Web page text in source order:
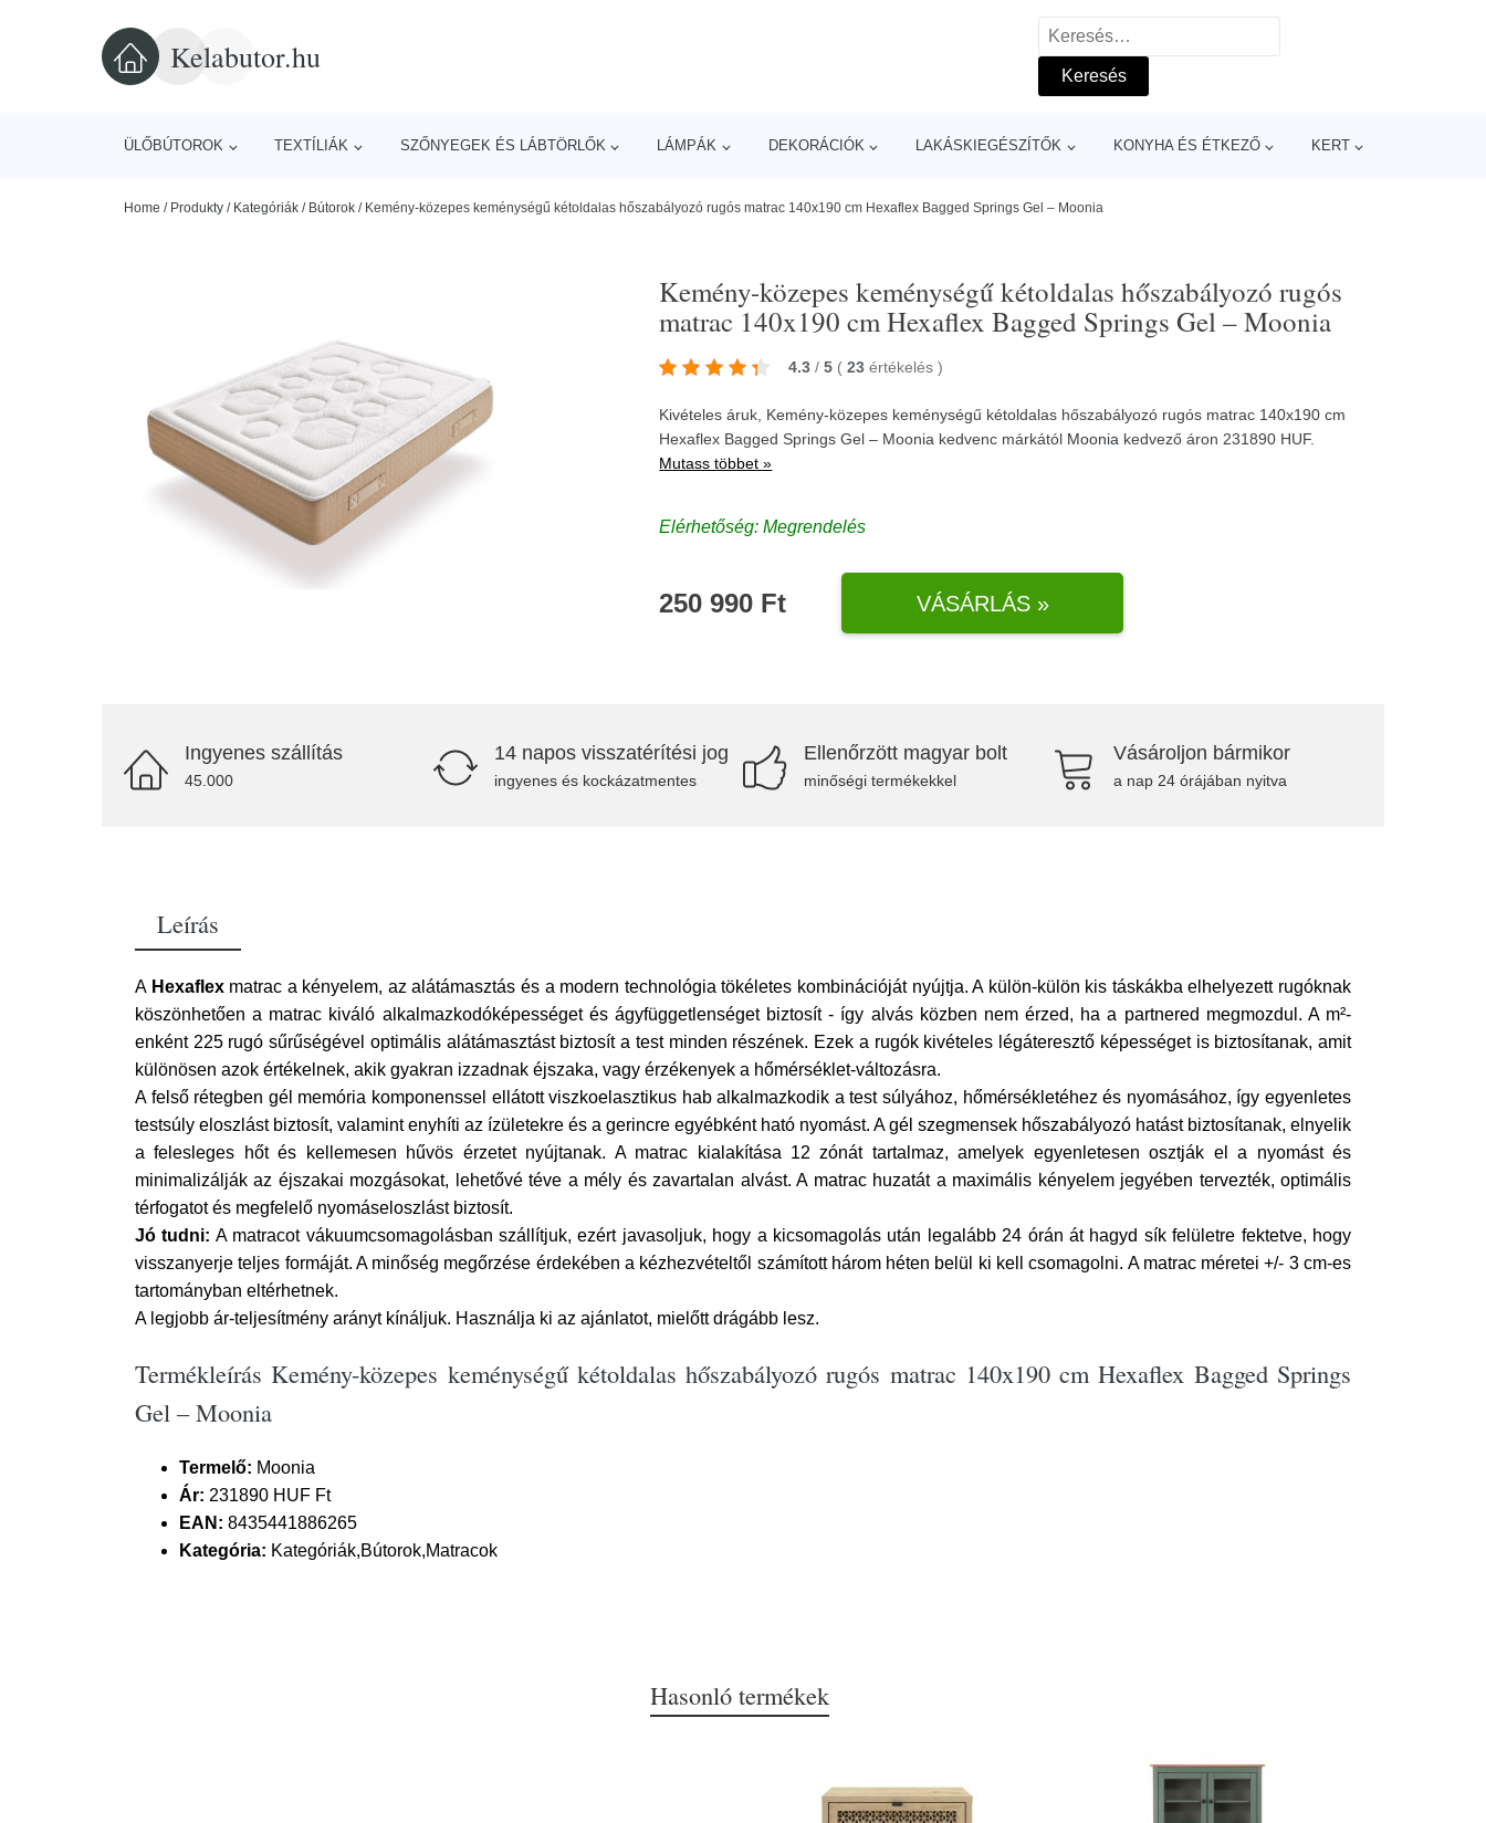
Kelabutor.hu
Keresés:
ÜLŐBÚTOROK TEXTÍLIÁK SZŐNYEGEK ÉS LÁBTÖRLŐK LÁMPÁK DEKORÁCIÓK LAKÁSKIEGÉSZÍTŐK KONYHA ÉS ÉTKEZŐ KERT
Home / Produkty / Kategóriák / Bútorok / Kemény-közepes keménységű kétoldalas hőszabályozó rugós matrac 140x190 cm Hexaflex Bagged Springs Gel – Moonia
Kemény-közepes keménységű kétoldalas hőszabályozó rugós
matrac 140x190 cm Hexaflex Bagged Springs Gel – Moonia
4.3 / 5 ( 23 értékelés)
Kivételes áruk, Kemény-közepes keménységű kétoldalas hőszabályozó rugós matrac 140x190 cm
Hexaflex Bagged Springs Gel – Moonia kedvenc márkától Moonia kedvező áron 231890 HUF.
Mutass többet »
Elérhetőség: Megrendelés
250 990 Ft VÁSÁRLÁS »
Ingyenes szállítás
45.000
14 napos visszatérítési jog
ingyenes és kockázatmentes
Ellenőrzött magyar bolt
minőségi termékekkel
Vásároljon bármikor
a nap 24 órájában nyitva
Leírás
A Hexaflexmatrac a kényelem, az alátámasztás és a modern technológia tökéletes kombinációját nyújtja. A külön-külön kis táskákba elhelyezett rugóknak
köszönhetően a matrac kiváló alkalmazkodóképességet és ágyfüggetlenséget biztosít - így alvás közben nem érzed, ha a partnered megmozdul. A m²-
enként 225 rugó sűrűségével optimális alátámasztást biztosít a test minden részének. Ezek a rugók kivételes légáteresztő képességet is biztosítanak, amit
különösen azok értékelnek, akik gyakran izzadnak éjszaka, vagy érzékenyek a hőmérséklet-változásra.
A felső rétegben gél memória komponenssel ellátott viszkoelasztikus hab alkalmazkodik a test súlyához, hőmérsékletéhez és nyomásához, így egyenletes
testsúly eloszlást biztosít, valamint enyhíti az ízületekre és a gerincre egyébként ható nyomást. A gél szegmensek hőszabályozó hatást biztosítanak, elnyelik
a felesleges hőt és kellemesen hűvös érzetet nyújtanak. A matrac kialakítása 12 zónát tartalmaz, amelyek egyenletesen osztják el a nyomást és
minimalizálják az éjszakai mozgásokat, lehetővé téve a mély és zavartalan alvást. A matrac huzatát a maximális kényelem jegyében tervezték, optimális
térfogatot és megfelelő nyomáseloszlást biztosít.
Jó tudni: A matracot vákuumcsomagolásban szállítjuk, ezért javasoljuk, hogy a kicsomagolás után legalább 24 órán át hagyd sík felületre fektetve, hogy
visszanyerje teljes formáját. A minőség megőrzése érdekében a kézhezvételtől számított három héten belül ki kell csomagolni. A matrac méretei +/- 3 cm-es
tartományban eltérhetnek.
A legjobb ár-teljesítmény arányt kínáljuk. Használja ki az ajánlatot, mielőtt drágább lesz.
Termékleírás Kemény-közepes keménységű kétoldalas hőszabályozó rugós matrac 140x190 cm Hexaflex Bagged Springs
Gel – Moonia
Termelő: Moonia
Ár: 231890 HUF Ft
EAN: 8435441886265
Kategória: Kategóriák,Bútorok,Matracok
Hasonló termékek